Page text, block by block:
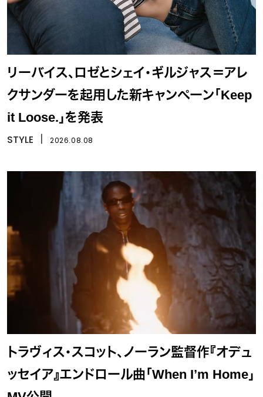
リーバイス、ロゼとシェイ・ギルジャス＝アレ
クサンダーを起用した新キャンペーン「Keep
it Loose.」を発表
STYLE 2026.08.08
トラヴィス・スコット、ノーラン監督作『オデュ
ッセイア』エンドロール曲「When I’m Home」